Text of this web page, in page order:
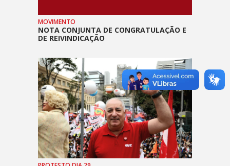
MOVIMENTO
NOTA CONJUNTA DE CONGRATULAÇÃO E
DE REIVINDICAÇÃO